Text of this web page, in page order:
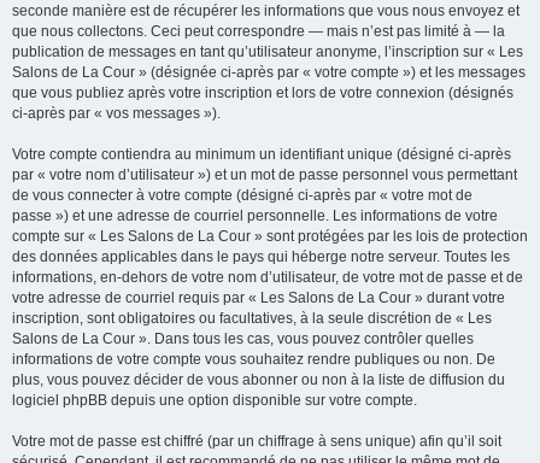
seconde manière est de récupérer les informations que vous nous envoyez et
que nous collectons. Ceci peut correspondre — mais n’est pas limité à — la
publication de messages en tant qu’utilisateur anonyme, l’inscription sur « Les
Salons de La Cour » (désignée ci-après par « votre compte ») et les messages
que vous publiez après votre inscription et lors de votre connexion (désignés
ci-après par « vos messages »).
Votre compte contiendra au minimum un identifiant unique (désigné ci-après
par « votre nom d’utilisateur ») et un mot de passe personnel vous permettant
de vous connecter à votre compte (désigné ci-après par « votre mot de
passe ») et une adresse de courriel personnelle. Les informations de votre
compte sur « Les Salons de La Cour » sont protégées par les lois de protection
des données applicables dans le pays qui héberge notre serveur. Toutes les
informations, en-dehors de votre nom d’utilisateur, de votre mot de passe et de
votre adresse de courriel requis par « Les Salons de La Cour » durant votre
inscription, sont obligatoires ou facultatives, à la seule discrétion de « Les
Salons de La Cour ». Dans tous les cas, vous pouvez contrôler quelles
informations de votre compte vous souhaitez rendre publiques ou non. De
plus, vous pouvez décider de vous abonner ou non à la liste de diffusion du
logiciel phpBB depuis une option disponible sur votre compte.
Votre mot de passe est chiffré (par un chiffrage à sens unique) afin qu’il soit